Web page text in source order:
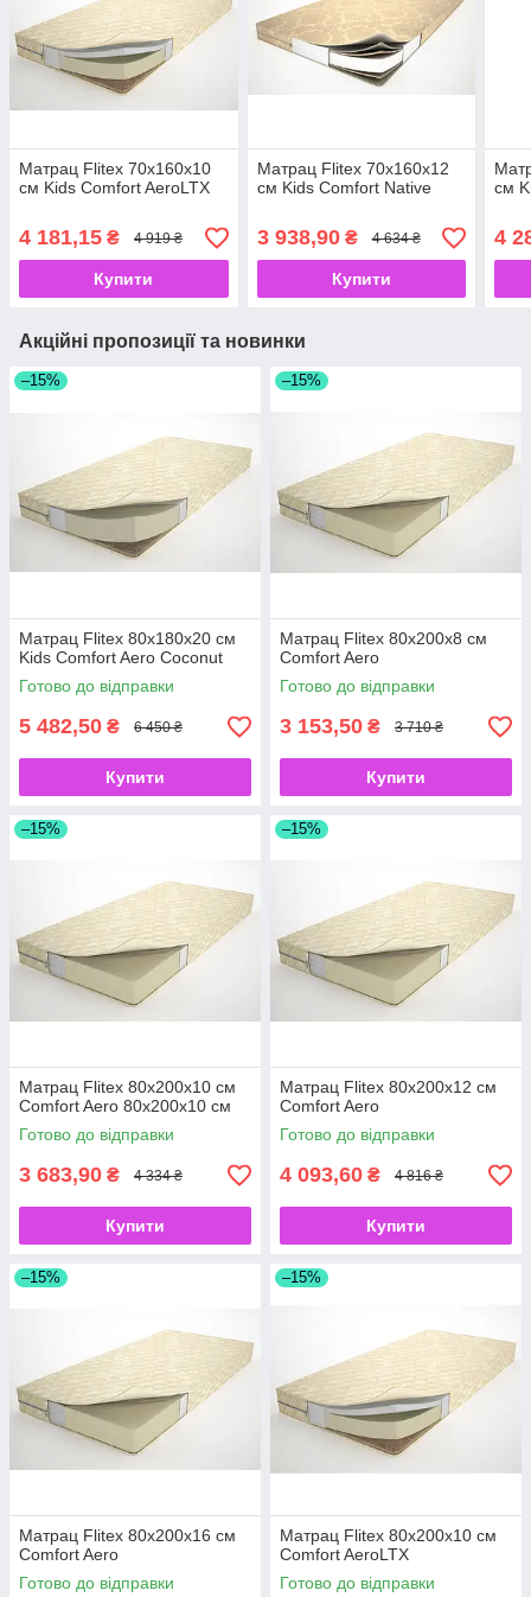
Матрац Flitex 70х160х10
см Kids Comfort AeroLTX
4 181,15 ₴ 4 919 ₴
Купити
Матрац Flitex 70х160х12
см Kids Comfort Native
3 938,90₴ 4 634 ₴
Купити
см
4
Акційні пропозиції та новинки
–15%
Матрац Flitex 80х180х20 см
Kids Comfort Aero Coconut
Готово до відправки
5 482,50 ₴ 6 450 ₴
Купити
–15%
Матрац Flitex 80х200х8 см
Comfort Aero
Готово до відправки
3 153,50 ₴ 3 710 ₴
Купити
–15%
Матрац Flitex 80х200х10 см
Comfort Aero 80х200х10 см
Готово до відправки
3 683,90 ₴ 4 334 ₴
Купити
–15%
Матрац Flitex 80х200х12 см
Comfort Aero
Готово до відправки
4 093,60 ₴ 4 816 ₴
Купити
–15%
Матрац Flitex 80х200х16 см
Comfort Aero
Готово до відправки
–15%
Матрац Flitex 80х200х10 см
Comfort AeroLTX
Готово до відправки